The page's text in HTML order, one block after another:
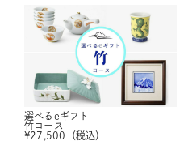
選べるeギフト
竹コース
¥27,500 （税込）